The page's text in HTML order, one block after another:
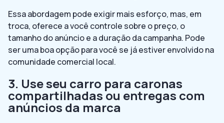
Essa abordagem pode exigir mais esforço, mas, em
troca, oferece a você controle sobre o preço, o
tamanho do anúncio e a duração da campanha. Pode
ser uma boa opção para você se já estiver envolvido na
comunidade comercial local.
3. Use seu carro para caronas
compartilhadas ou entregas com
anúncios da marca